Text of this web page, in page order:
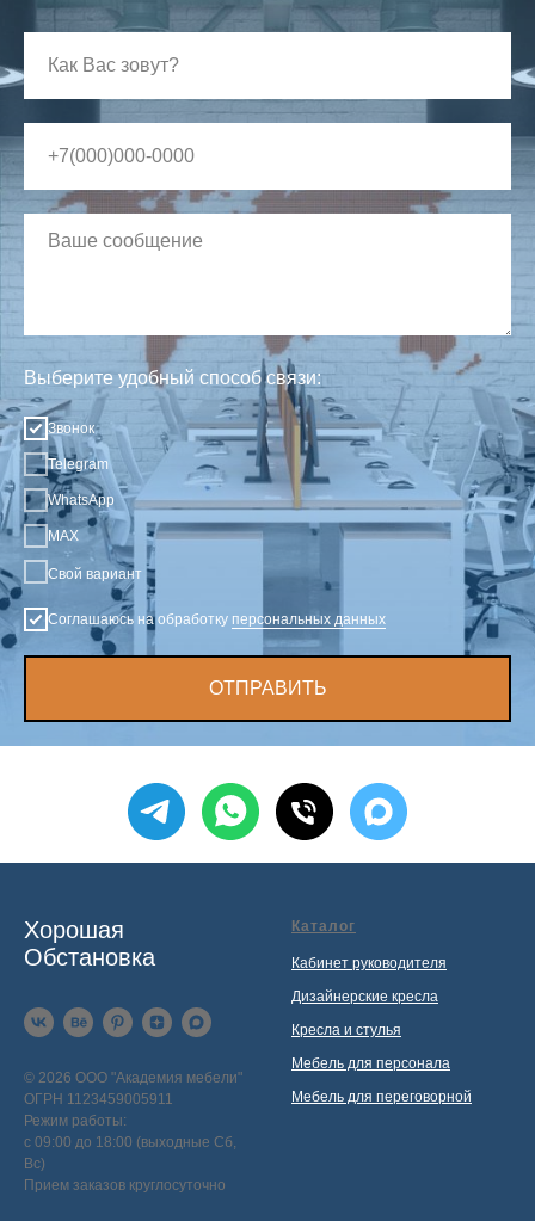
Выберите удобный способ связи:
Звонок
Telegram
WhatsApp
MAX
Свой вариант
Соглашаюсь на обработку персональных данных
ОТПРАВИТЬ
Хорошая
Обстановка
© 2026 ООО "Академия мебели"
ОГРН 1123459005911
Режим работы:
с 09:00 до 18:00 (выходные Сб,
Вс)
Прием заказов круглосуточно
Каталог
Кабинет руководителя
Дизайнерские кресла
Кресла и стулья
Мебель для персонала
Мебель для переговорной